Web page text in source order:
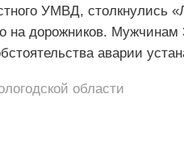
УМВД, столкнулись
на дорожников.
аварии
области